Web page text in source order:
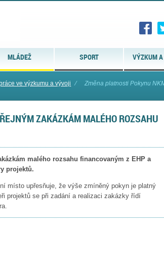
MLÁDEŽ SPORT VÝZKUM
ve výzkumu a vývoji ⁄ Změna platnosti Pokynu
ZAKÁZKÁM MALÉHO ROZSAHU
malého rozsahu financovaným z EHP a
projektů.
místo upřesňuje, že výše zmíněný pokyn je platný
projektů se při zadání a realizaci zakázky řídí